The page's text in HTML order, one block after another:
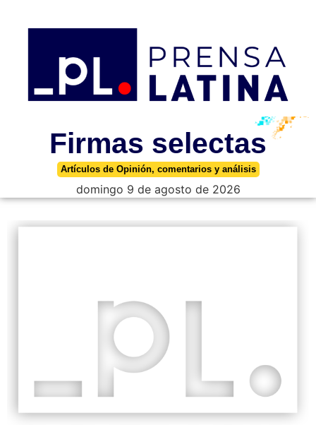
Firmas selectas
Artículos de Opinión, comentarios y análisis
domingo 9 de agosto de 2026